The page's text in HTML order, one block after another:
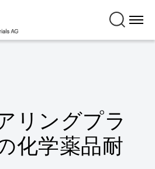
リングプラ
化学薬品耐